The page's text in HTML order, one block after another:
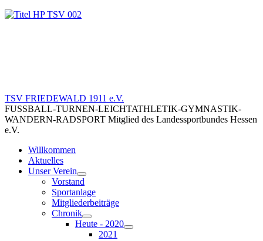
TSV FRIEDEWALD 1911 e.V.
FUSSBALL-TURNEN-LEICHTATHLETIK-GYMNASTIK-
WANDERN-RADSPORT Mitglied des Landessportbundes Hessen
e.V.
Willkommen
Aktuelles
Unser Verein
Vorstand
Sportanlage
Mitgliederbeiträge
Chronik
Heute - 2020
2021